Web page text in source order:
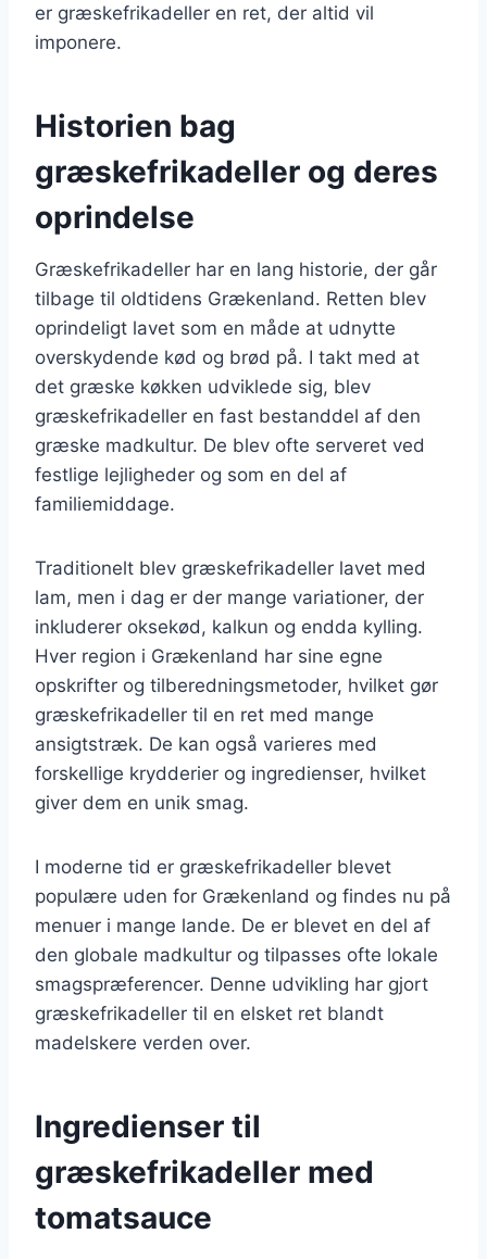
er græskefrikadeller en ret, der altid vil
imponere.
Historien bag
græskefrikadeller og deres
oprindelse
Græskefrikadeller har en lang historie, der går
tilbage til oldtidens Grækenland. Retten blev
oprindeligt lavet som en måde at udnytte
overskydende kød og brød på. I takt med at
det græske køkken udviklede sig, blev
græskefrikadeller en fast bestanddel af den
græske madkultur. De blev ofte serveret ved
festlige lejligheder og som en del af
familiemiddage.
Traditionelt blev græskefrikadeller lavet med
lam, men i dag er der mange variationer, der
inkluderer oksekød, kalkun og endda kylling.
Hver region i Grækenland har sine egne
opskrifter og tilberedningsmetoder, hvilket gør
græskefrikadeller til en ret med mange
ansigtstræk. De kan også varieres med
forskellige krydderier og ingredienser, hvilket
giver dem en unik smag.
I moderne tid er græskefrikadeller blevet
populære uden for Grækenland og findes nu på
menuer i mange lande. De er blevet en del af
den globale madkultur og tilpasses ofte lokale
smagspræferencer. Denne udvikling har gjort
græskefrikadeller til en elsket ret blandt
madelskere verden over.
Ingredienser til
græskefrikadeller med
tomatsauce